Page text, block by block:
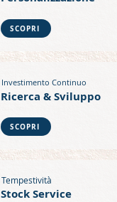
SCOPRI
Investimento Continuo
Ricerca & Sviluppo
SCOPRI
Tempestività
Stock Service